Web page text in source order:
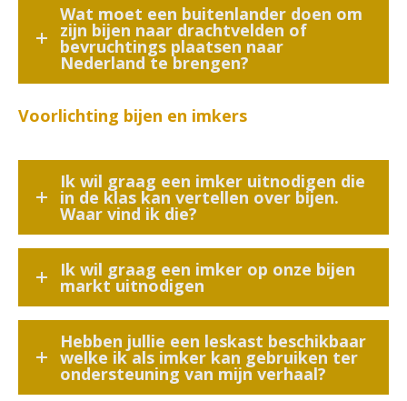
Wat moet een buitenlander doen om
zijn bijen naar drachtvelden of
bevruchtings plaatsen naar
Nederland te brengen?
Voorlichting bijen en imkers
Ik wil graag een imker uitnodigen die
in de klas kan vertellen over bijen.
Waar vind ik die?
Ik wil graag een imker op onze bijen
markt uitnodigen
Hebben jullie een leskast beschikbaar
welke ik als imker kan gebruiken ter
ondersteuning van mijn verhaal?